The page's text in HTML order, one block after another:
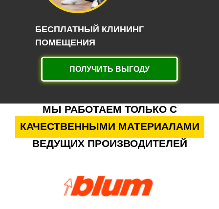
БЕСПЛАТНЫЙ КЛИНИНГ
ПОМЕЩЕНИЯ
ПОЛУЧИТЬ ВЫГОДУ
МЫ РАБОТАЕМ ТОЛЬКО С
КАЧЕСТВЕННЫМИ МАТЕРИАЛАМИ
ВЕДУЩИХ ПРОИЗВОДИТЕЛЕЙ